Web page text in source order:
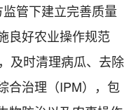
管下建立完善质量
良好农业操作规范
及时清理病瓜、去除
合治理（IPM），包